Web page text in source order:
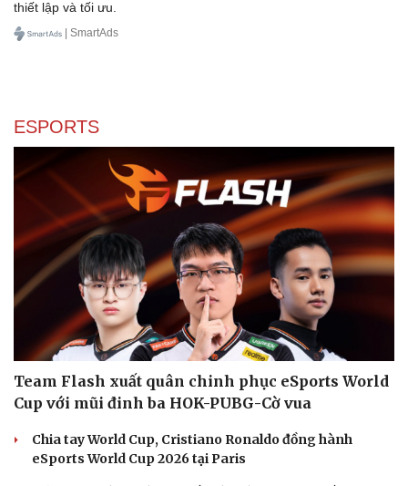
Hình thức quảng cáo Native Article trên hệ thống
SmartAds
Tham khảo bài viết sau để nắm vị trí, quy cách nội dung, cách
thiết lập và tối ưu.
| SmartAds
ESPORTS